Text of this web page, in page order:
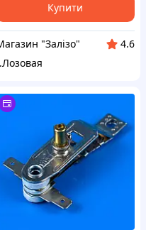
Купити
"Залізо"
4.6